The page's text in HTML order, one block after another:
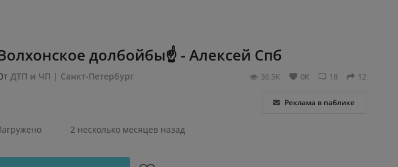
долбойбы☝️ - Алексей Спб
ДТП и ЧП | Санкт-Петербург 12
18
0К
36.5К
Реклама в паблике
2 несколько месяцев назад